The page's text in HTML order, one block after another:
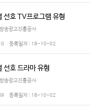
선호 TV프로그램 유형
송광고진흥공사
등록일자 : 18-10-02
선호 드라마 유형
송광고진흥공사
등록일자 : 18-10-02